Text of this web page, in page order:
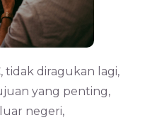
tidak diragukan lagi,
yang penting,
negeri,